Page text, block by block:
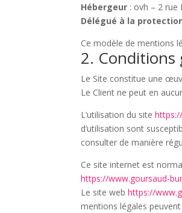
Hébergeur : ovh – 2 rue
Délégué à la
Ce modèle de mentions
2. Conditions
Le Site constitue une
Le Client ne peut en
L’utilisation du site
d’utilisation sont
consulter de manière
Ce site internet est
https://www.goursaud-
Le site webhttps://
mentions légales